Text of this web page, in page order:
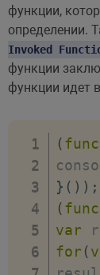
функции,
определении.
Invoked
функции
функции идет
(
} ( ) ) ;
(
var
for (